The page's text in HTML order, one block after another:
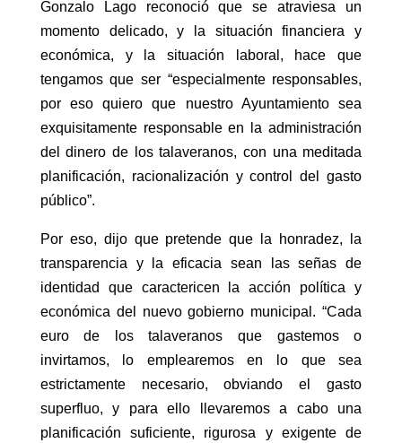
Gonzalo Lago reconoció que se atraviesa un
momento delicado, y la situación financiera y
económica, y la situación laboral, hace que
tengamos que ser “especialmente responsables,
por eso quiero que nuestro Ayuntamiento sea
exquisitamente responsable en la administración
del dinero de los talaveranos, con una meditada
planificación, racionalización y control del gasto
público”.
Por eso, dijo que pretende que la honradez, la
transparencia y la eficacia sean las señas de
identidad que caractericen la acción política y
económica del nuevo gobierno municipal. “Cada
euro de los talaveranos que gastemos o
invirtamos, lo emplearemos en lo que sea
estrictamente necesario, obviando el gasto
superfluo, y para ello llevaremos a cabo una
planificación suficiente, rigurosa y exigente de